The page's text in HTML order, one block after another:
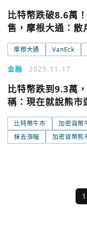
比特幣跌破8.6萬
售，摩根大通：散
摩根大通 VanEck
金融 2025.11.17
比特幣跌到9.3萬
稱：現在就說熊市
比特幣牛市 加密貨幣
抹去漲幅
加密貨幣熊
1